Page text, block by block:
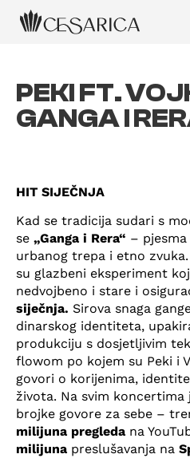
PEKI FT.
GANGA I
HIT SIJEČNJA
Kad se tradicija sudari s
se „Ganga i Rera“ –
urbanog trepa i etno zvuka.
su glazbeni eksperiment
nedvojbeno i stare i
siječnja. Sirova snaga
dinarskog identiteta,
produkciju s dosjetljivim
flowom po kojem su Peki i
govori o korijenima,
života. Na svim koncertima
brojke govore za sebe –
milijuna pregleda na
milijuna preslušavanja na